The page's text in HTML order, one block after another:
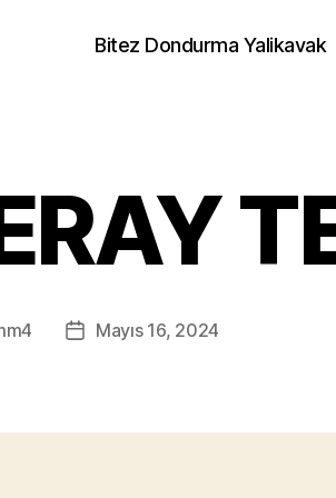
Bitez Dondurma Yalikavak
Mayıs 16, 2024